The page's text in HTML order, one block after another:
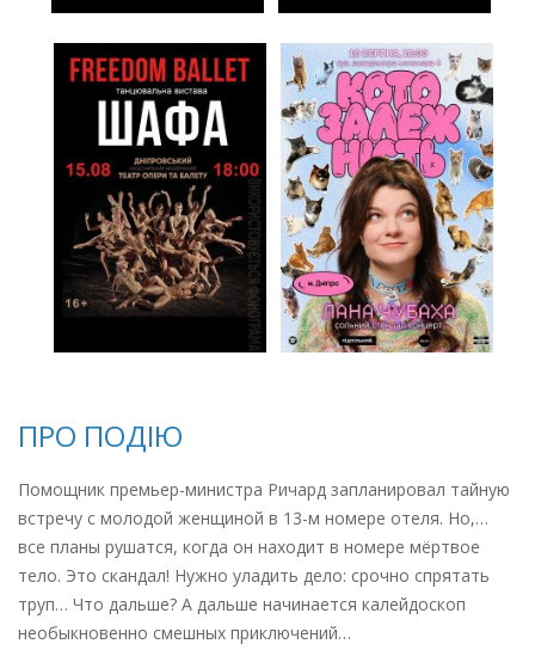
ПРО ПОДІЮ
Помощник премьер-министра Ричард запланировал тайную
встречу с молодой женщиной в 13-м номере отеля. Но,…
все планы рушатся, когда он находит в номере мёртвое
тело. Это скандал! Нужно уладить дело: срочно спрятать
труп… Что дальше? А дальше начинается калейдоскоп
необыкновенно смешных приключений…